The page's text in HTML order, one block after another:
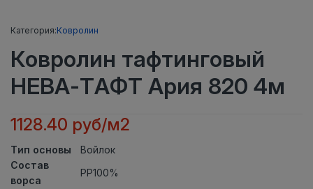
Категория:Ковролин
Ковролин тафтинговый
НЕВА-ТАФТ Ария 820 4м
1128.40 руб/м2
Тип основы
Войлок
Состав
ворса
PP100%